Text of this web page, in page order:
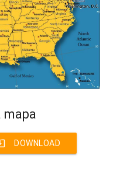
mapa
DOWNLOAD